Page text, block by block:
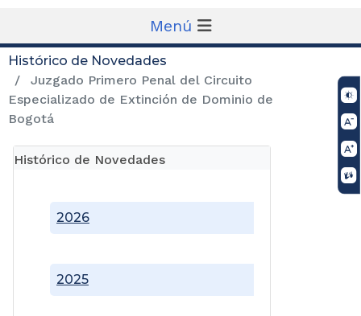
Menú
Histórico de Novedades
Juzgado Primero Penal del Circuito
Especializado de Extinción de Dominio de
Bogotá
Histórico de Novedades
2025
2026